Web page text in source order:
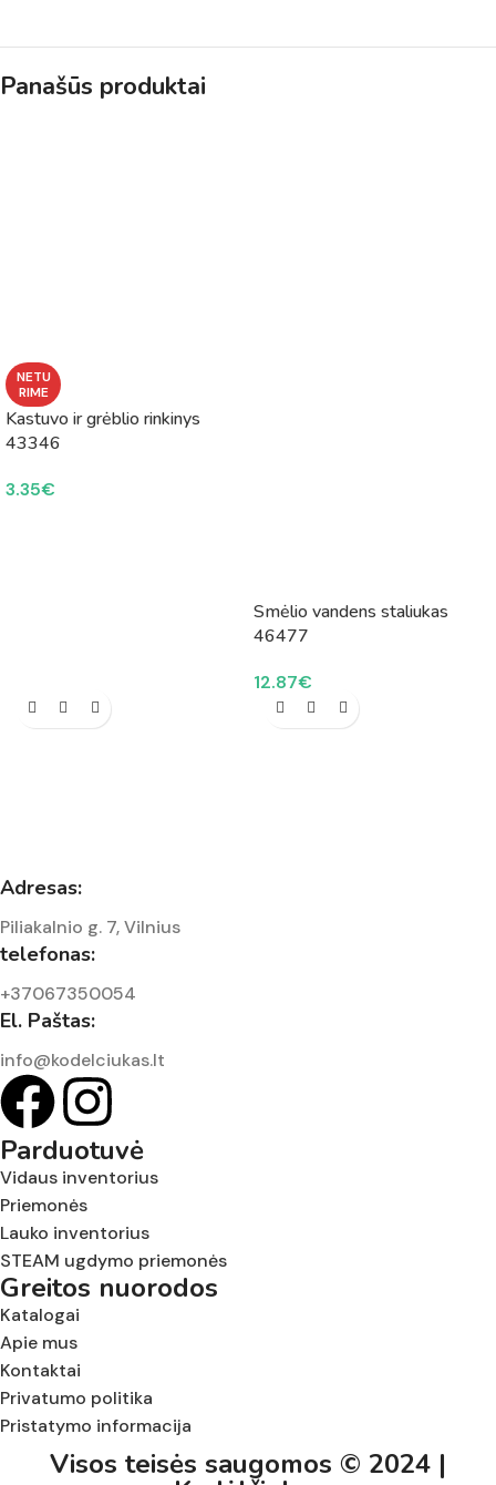
Panašūs produktai
NETU
RIME
Kastuvo ir grėblio rinkinys
43346
3.35€
Smėlio vandens staliukas
46477
12.87€
Adresas:
Piliakalnio g. 7, Vilnius
telefonas:
+37067350054
El. Paštas:
info@kodelciukas.lt
Parduotuvė
Vidaus inventorius
Priemonės
Lauko inventorius
STEAM ugdymo priemonės
Greitos nuorodos
Katalogai
Apie mus
Kontaktai
Privatumo politika
Pristatymo informacija
Visos teisės saugomos © 2024 |